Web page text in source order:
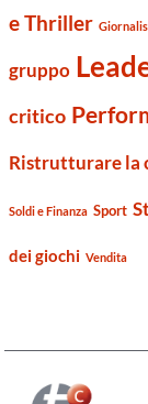
e Thriller
gruppo
critico
Ristrutturare la
Soldi e Finanza Sport
dei giochi Vendita